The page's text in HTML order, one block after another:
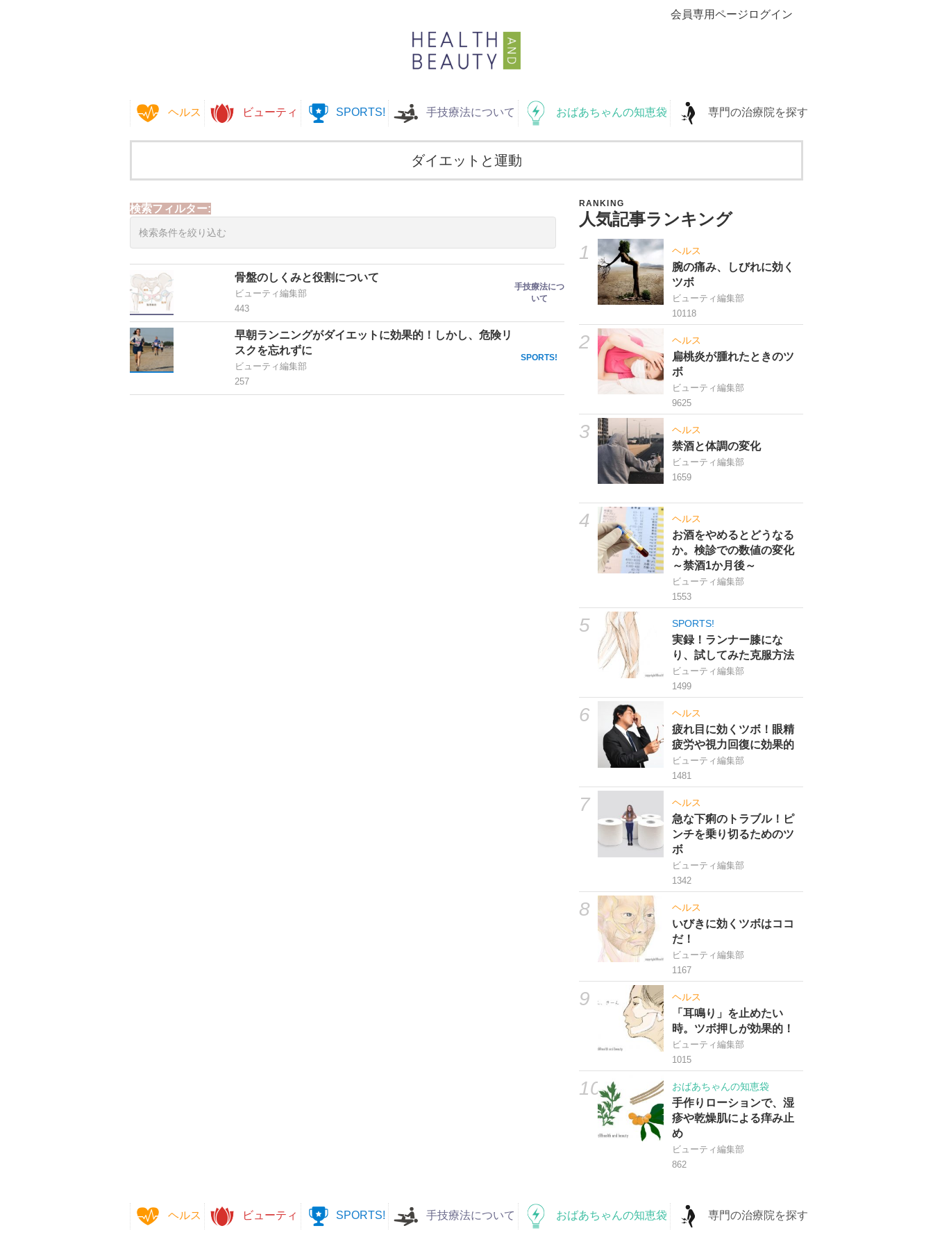
会員専用ページログイン
ヘルス ビューティ SPORTS! 手技療法について おばあちゃんの知恵袋 専門の治療院を探す
ダイエットと運動
検索フィルター:
骨盤のしくみと役割について
ビューティ編集部
443
手技療法につ
いて
早朝ランニングがダイエットに効果的！しかし、危険リ
スクを忘れずに
ビューティ編集部
257
SPORTS!
RANKING
人気記事ランキング
1 ヘルス
腕の痛み、しびれに効く
ツボ
ビューティ編集部
10118
2 ヘルス
扁桃炎が腫れたときのツ
ボ
ビューティ編集部
9625
3 ヘルス
禁酒と体調の変化
ビューティ編集部
1659
4 ヘルス
お酒をやめるとどうなる
か。検診での数値の変化
～禁酒1か月後～
ビューティ編集部
1553
5 SPORTS!
実録！ランナー膝にな
り、試してみた克服方法
ビューティ編集部
1499
6 ヘルス
疲れ目に効くツボ！眼精
疲労や視力回復に効果的
ビューティ編集部
1481
7 ヘルス
急な下痢のトラブル！ピ
ンチを乗り切るためのツ
ボ
ビューティ編集部
1342
8 ヘルス
いびきに効くツボはココ
だ！
ビューティ編集部
1167
9 ヘルス
「耳鳴り」を止めたい
時。ツボ押しが効果的！
ビューティ編集部
1015
10 おばあちゃんの知恵袋
手作りローションで、湿
疹や乾燥肌による痒み止
め
ビューティ編集部
862
ヘルス ビューティ SPORTS! 手技療法について おばあちゃんの知恵袋 専門の治療院を探す